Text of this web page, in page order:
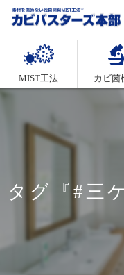
MIST工法 カビ菌
タグ『#三